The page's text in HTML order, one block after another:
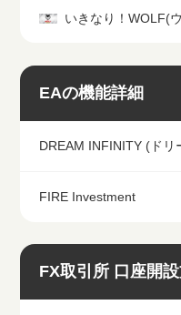
いきなり！WOLF(
EAの機能詳細
DREAM INFINITY (ドリ
FIRE Investment
FX取引所 口座開